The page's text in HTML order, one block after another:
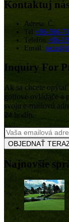
Kontaktuj
Adresa: Č.
Tel:+86-596-
Telefón: +86-
Email:
Inquiry For
Ak sa chcete
golfové ovládače a
svoju e-mailovú
24 hodín.
Najnovšie